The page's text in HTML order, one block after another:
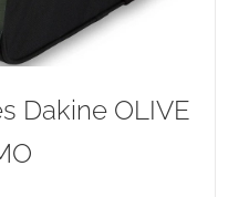
Dakine OLIVE